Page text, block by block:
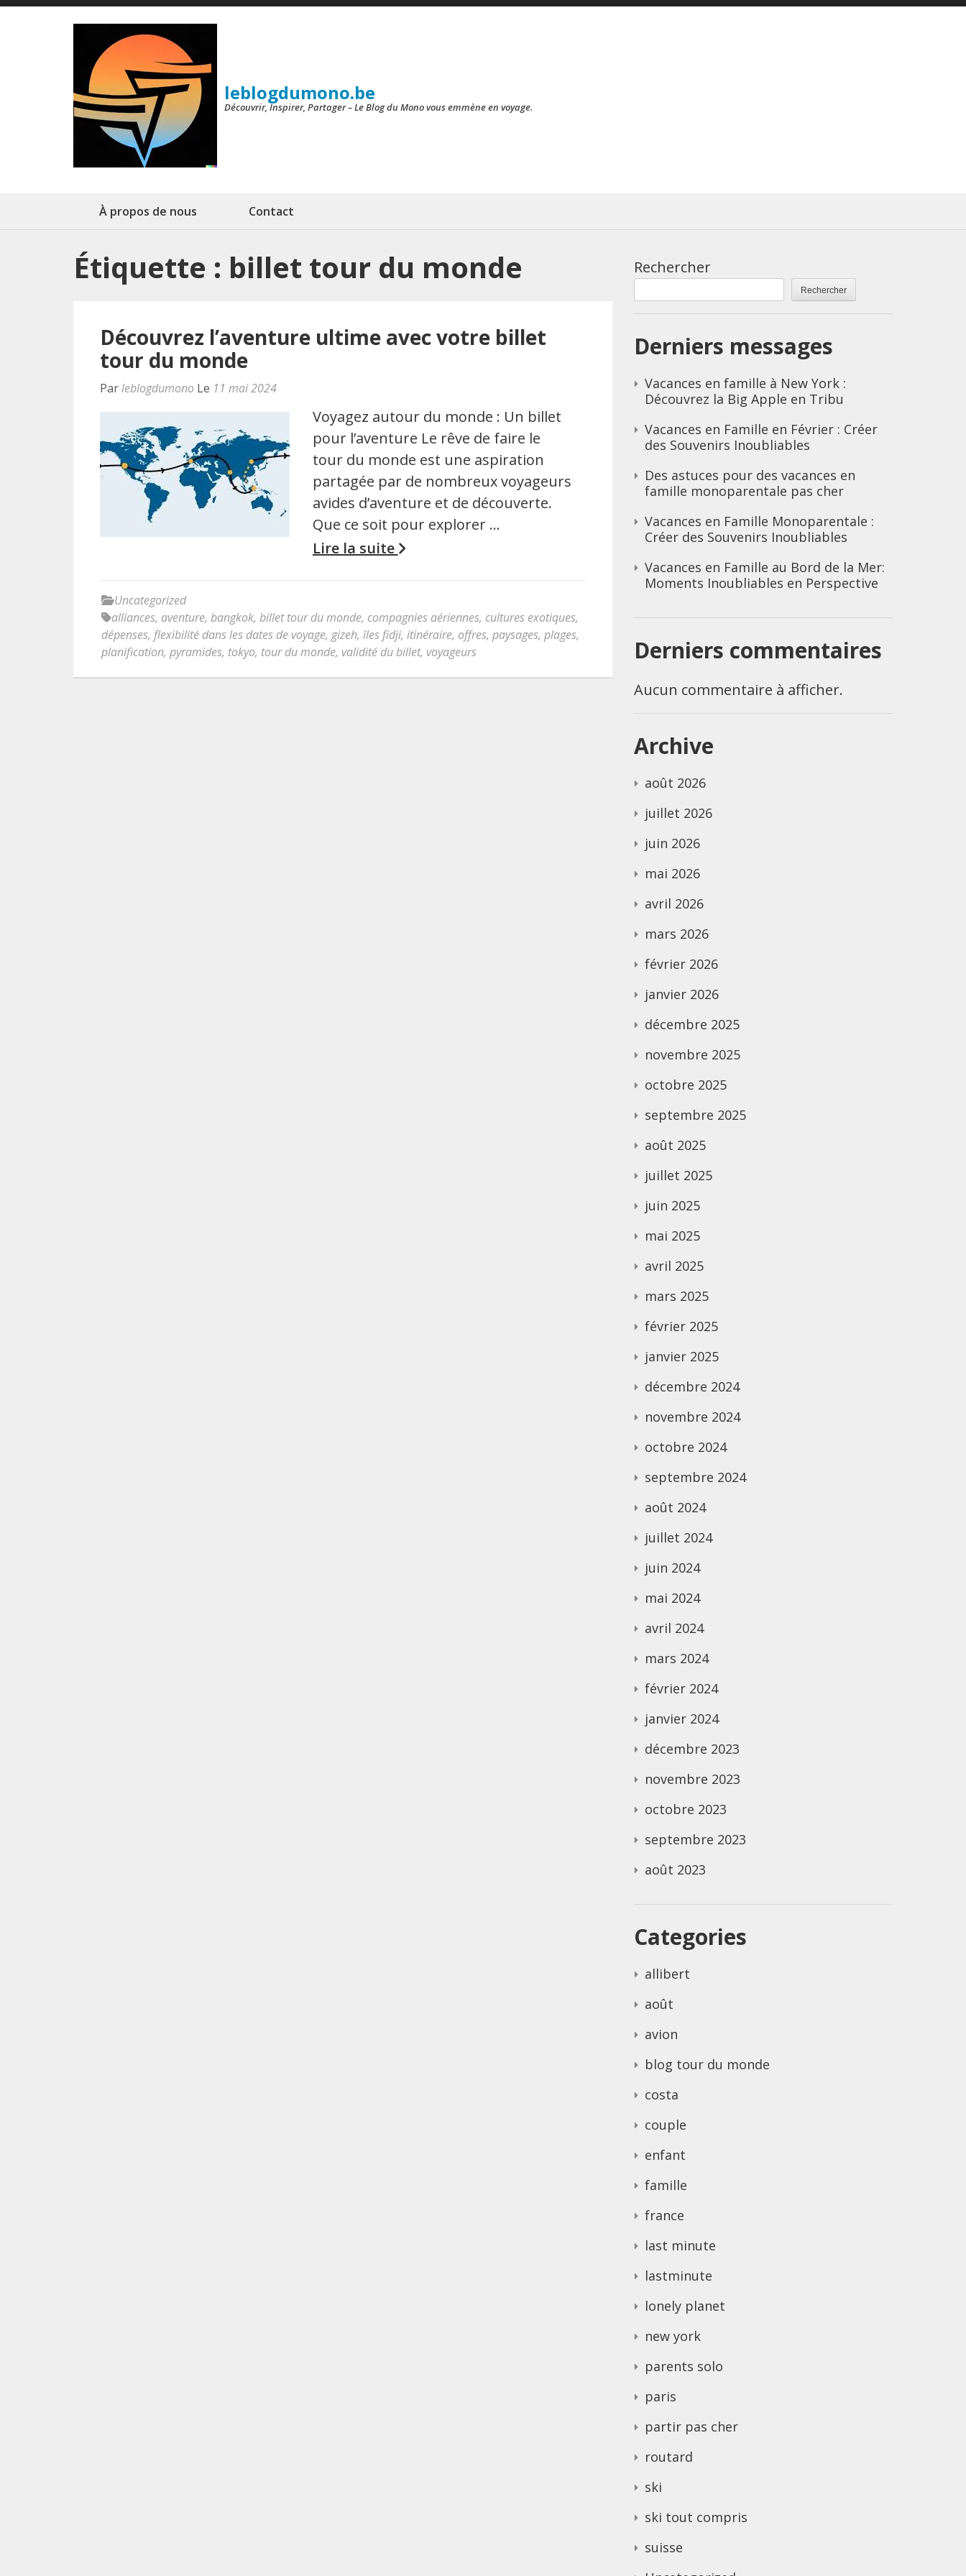
Aller
leblogdumono.be
Découvrir, Inspirer, Partager – Le Blog du Mono vous emmène en voyage.
À propos de nous Contact
Étiquette : billet tour du monde
Découvrez l’aventure ultime avec votre billet
tour du monde
Parleblogdumono Le 11 mai 2024
Voyagez autour du monde : Un billet
pour l’aventure Le rêve de faire le
tour du monde est une aspiration
partagée par de nombreux voyageurs
avides d’aventure et de découverte.
Que ce soit pour explorer …
Lire la suite
Uncategorized
alliances, aventure, bangkok, billet tour du monde, compagnies aériennes, cultures exotiques,
dépenses, flexibilité dans les dates de voyage, gizeh, îles fidji, itinéraire, offres, paysages, plages,
planification, pyramides, tokyo, tour du monde, validité du billet, voyageurs
Rechercher
Rechercher
Derniers messages
Vacances en famille à New York :
Découvrez la Big Apple en Tribu
Vacances en Famille en Février : Créer
des Souvenirs Inoubliables
Des astuces pour des vacances en
famille monoparentale pas cher
Vacances en Famille Monoparentale :
Créer des Souvenirs Inoubliables
Vacances en Famille au Bord de la Mer:
Moments Inoubliables en Perspective
Derniers commentaires
Aucun commentaire à afficher.
Archive
août 2026
juillet 2026
juin 2026
mai 2026
avril 2026
mars 2026
février 2026
janvier 2026
décembre 2025
novembre 2025
octobre 2025
septembre 2025
août 2025
juillet 2025
juin 2025
mai 2025
avril 2025
mars 2025
février 2025
janvier 2025
décembre 2024
novembre 2024
octobre 2024
septembre 2024
août 2024
juillet 2024
juin 2024
mai 2024
avril 2024
mars 2024
février 2024
janvier 2024
décembre 2023
novembre 2023
octobre 2023
septembre 2023
août 2023
Categories
allibert
août
avion
blog tour du monde
costa
couple
enfant
famille
france
last minute
lastminute
lonely planet
new york
parents solo
paris
partir pas cher
routard
ski
ski tout compris
suisse